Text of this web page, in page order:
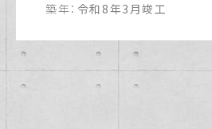
築年： 令和8年3月竣工